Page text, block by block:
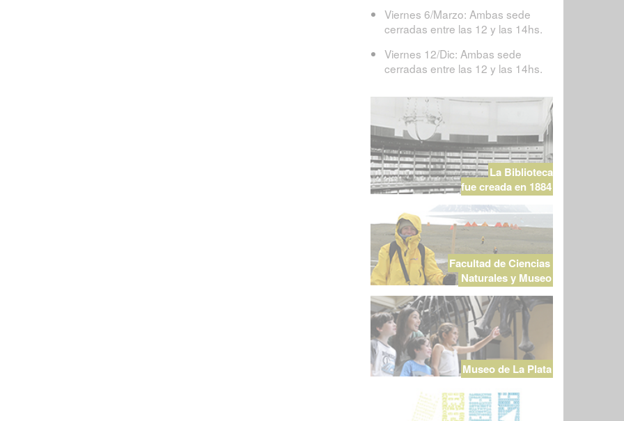
Viernes 6/Marzo: Ambas sede
cerradas entre las 12 y las 14hs.
Viernes 12/Dic: Ambas sede
cerradas entre las 12 y las 14hs.
La Biblioteca
fue creada en 1884
Facultad de Ciencias
Naturales y Museo
Museo de La Plata